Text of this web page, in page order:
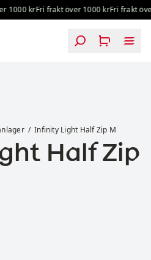
1000 krFri frakt över 1000 krFri frakt
Infinity Light Half Zip M
Half Zip